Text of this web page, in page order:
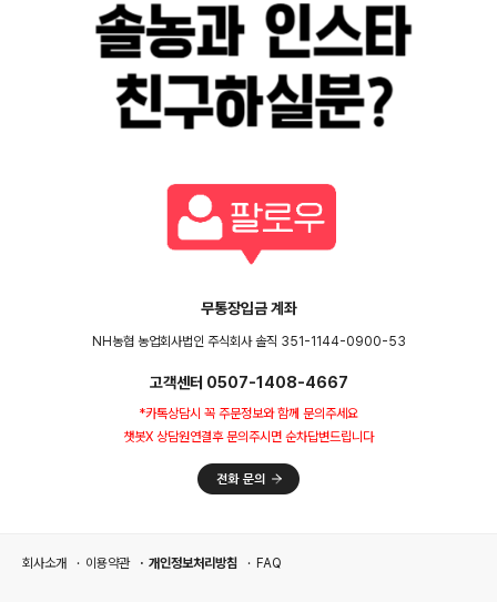
무통장입금 계좌
NH농협 농업회사법인 주식회사 솔직 351-1144-0900-53
고객센터 0507-1408-4667
*카톡상담시 꼭 주문정보와 함께 문의주세요
챗봇X 상담원연결후 문의주시면 순차답변드립니다
회사소개 이용약관 개인정보처리방침 FAQ